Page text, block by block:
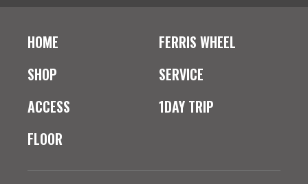
HOME
SHOP
ACCESS
FLOOR
FERRIS WHEEL
SERVICE
1DAY TRIP